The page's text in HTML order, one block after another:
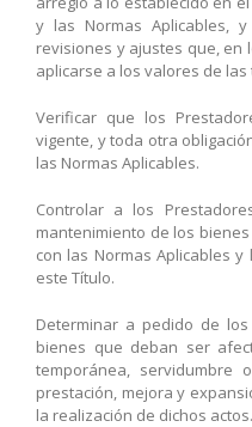
y las Normas Aplicables,
revisiones y ajustes que, en
aplicarse a los valores de
Verificar que los
vigente, y toda otra
las Normas Aplicables.
Controlar a los
mantenimiento de los
con las Normas Aplicables
este Título.
Determinar a pedido de
bienes que deban ser
temporánea, servidumbre
prestación, mejora y
la realización de dichos actos.